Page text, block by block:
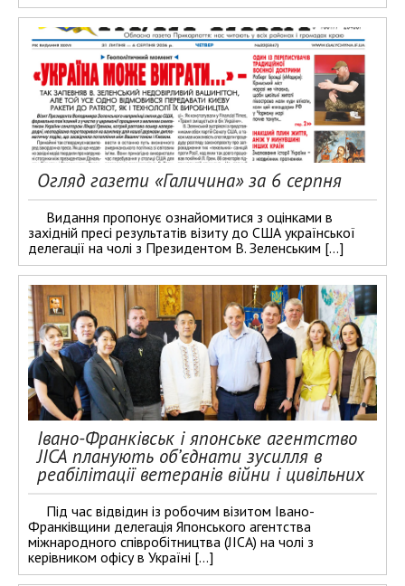
Огляд газети «Галичина» за 6 серпня
Видання пропонує ознайомитися з оцінками в
західній пресі результатів візиту до США української
делегації на чолі з Президентом В. Зеленським […]
Івано-Франківськ і японське агентство
JICA планують об’єднати зусилля в
реабілітації ветеранів війни і цивільних
Під час відвідин із робочим візитом Івано-
Франківщини делегація Японського агентства
міжнародного співробітництва (JICA) на чолі з
керівником офісу в Україні […]